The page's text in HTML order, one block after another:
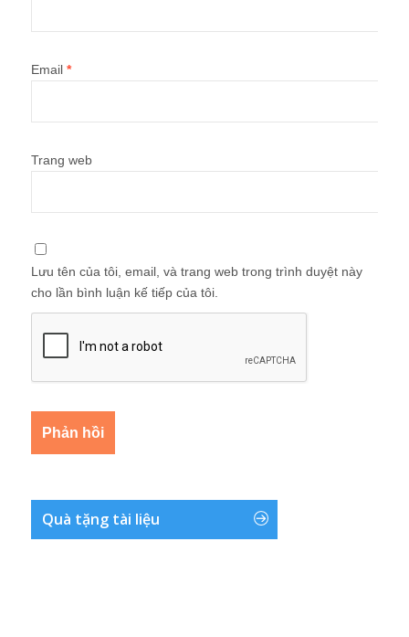
Email *
Trang web
Lưu tên của tôi, email, và trang web trong trình duyệt này
cho lần bình luận kế tiếp của tôi.
Quà tặng tài liệu